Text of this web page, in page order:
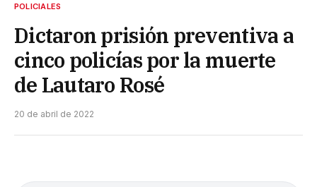
POLICIALES
Dictaron prisión preventiva a
cinco policías por la muerte
de Lautaro Rosé
20 de abril de 2022